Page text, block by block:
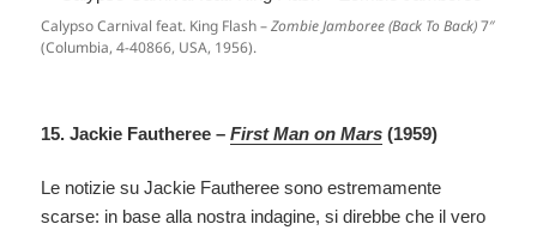
Calypso Carnival feat. King Flash –Zombie Jamboree (Back To Back)7″
(Columbia, 4-40866, USA, 1956).
15. Jackie Fautheree –First Man on Mars (1959)
Le notizie su Jackie Fautheree sono estremamente
scarse: in base alla nostra indagine, si direbbe che il vero